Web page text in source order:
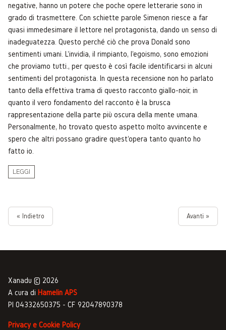
negative, hanno un potere che poche opere letterarie sono in
grado di trasmettere. Con schiette parole Simenon riesce a far
quasi immedesimare il lettore nel protagonista, dando un senso di
inadeguatezza. Questo perché ciò che prova Donald sono
sentimenti umani. L'invidia, il rimpianto, l'egoismo, sono emozioni
che proviamo tutti., per questo è così facile identificarsi in alcuni
sentimenti del protagonista. In questa recensione non ho parlato
tanto della effettiva trama di questo racconto giallo-noir, in
quanto il vero fondamento del racconto è la brusca
rappresentazione della parte più oscura della mente umana.
Personalmente, ho trovato questo aspetto molto avvincente e
spero che altri possano gradire quest'opera tanto quanto ho
fatto io.
LEGGI
« Indietro Avanti »
Xanadu © 2026
A cura di Hamelin APS
PI 04332650375 - CF 92047890378
Privacy e Cookie Policy